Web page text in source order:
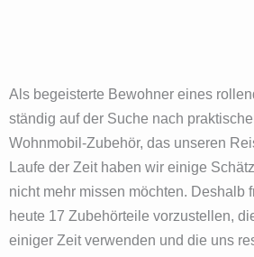
Als begeisterte Bewohner eines
ständig auf der Suche nach
Wohnmobil-Zubehör, das unseren
Laufe der Zeit haben wir einige
nicht mehr missen möchten. Deshalb
heute 17 Zubehörteile vorzustellen,
einiger Zeit verwenden und die uns